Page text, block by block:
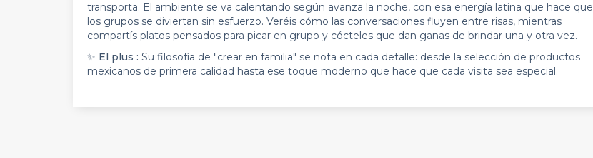
transporta. El ambiente se va calentando según avanza la noche, con esa energía latina que hace que
los grupos se diviertan sin esfuerzo. Veréis cómo las conversaciones fluyen entre risas, mientras
compartís platos pensados para picar en grupo y cócteles que dan ganas de brindar una y otra vez.
✨ El plus : Su filosofía de "crear en familia" se nota en cada detalle: desde la selección de productos
mexicanos de primera calidad hasta ese toque moderno que hace que cada visita sea especial.